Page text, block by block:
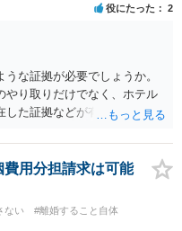
役にたった 2
な証拠が必要でしょうか。
やり取りだけでなく、ホテル
した証拠などが有効です。 不
ると思われます。 ただし、不
を許したとの評価につながる
以上、ご参考まで。
用分担請求は可能
ない
#離婚すること自体